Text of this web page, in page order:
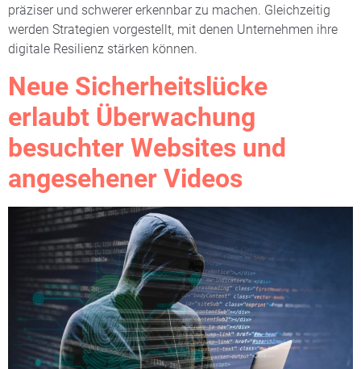
präziser und schwerer erkennbar zu machen. Gleichzeitig
werden Strategien vorgestellt, mit denen Unternehmen ihre
digitale Resilienz stärken können.
Neue Sicherheitslücke
erlaubt Überwachung
besuchter Websites und
angesehener Videos